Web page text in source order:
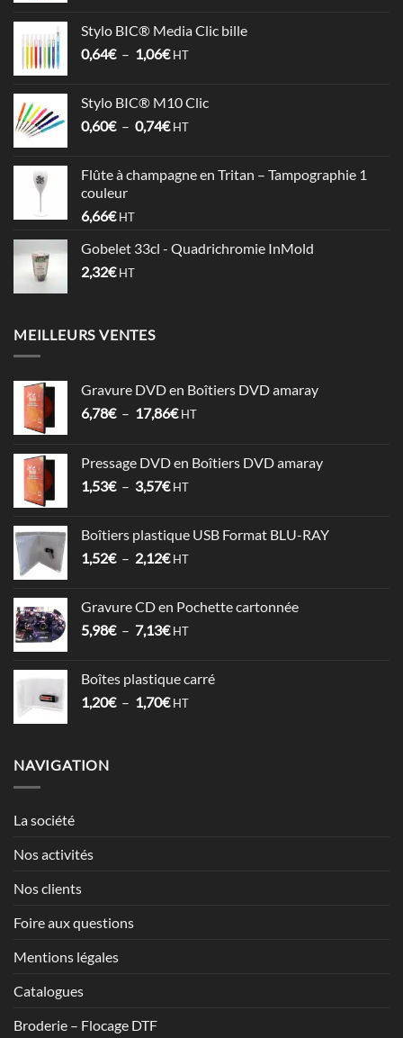
3,58€
à
Stylo BIC® Media Clic bille
0,64€ – 1,06€Plage
0,64€
à
HT
Stylo BIC® M10 Clic
0,60€ – 0,74€Plage
0,60€
HT
Flûte à champagne en Tritan – Tampographie 1
couleur
6,66€ HT
Gobelet 33cl - Quadrichromie InMold
2,32€ HT
MEILLEURS VENTES
Gravure DVD en Boîtiers DVD amaray
6,78€ – 17,86€Plage
6,78€
à
HT
Pressage DVD en Boîtiers DVD amaray
1,53€ – 3,57€Plage
1,53€
à
HT
Boîtiers plastique USB Format BLU-RAY
1,52€ – 2,12€Plage
1,52€
à
HT
Gravure CD en Pochette cartonnée
5,98€ – 7,13€Plage
5,98€
à
HT
Boîtes plastique carré
1,20€ – 1,70€Plage
HT
NAVIGATION
La société
Nos activités
Nos clients
Foire aux questions
Mentions légales
Catalogues
Broderie – Flocage DTF